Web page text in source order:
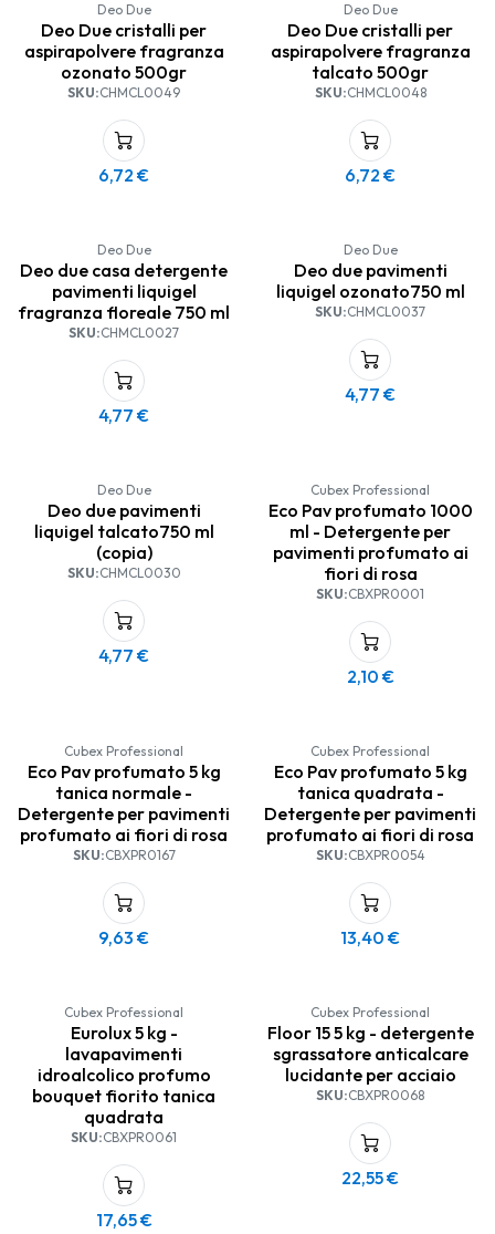
Deo Due
Deo Due cristalli per
aspirapolvere fragranza
ozonato 500gr
SKU:CHMCL0049
6,72 €
Deo Due
Deo Due cristalli per
aspirapolvere fragranza
talcato 500gr
SKU:CHMCL0048
6,72 €
Deo Due
Deo due casa detergente
pavimenti liquigel
fragranza floreale 750 ml
SKU:CHMCL0027
4,77 €
Deo Due
Deo due pavimenti
liquigel ozonato750 ml
SKU:CHMCL0037
4,77 €
Deo Due
Deo due pavimenti
liquigel talcato750 ml
(copia)
SKU:CHMCL0030
4,77 €
Cubex Professional
Eco Pav profumato 1000
ml - Detergente per
pavimenti profumato ai
fiori di rosa
SKU:CBXPR0001
2,10 €
Cubex Professional
Eco Pav profumato 5 kg
tanica normale -
Detergente per pavimenti
profumato ai fiori di rosa
SKU:CBXPR0167
9,63 €
Cubex Professional
Eco Pav profumato 5 kg
tanica quadrata -
Detergente per pavimenti
profumato ai fiori di rosa
SKU:CBXPR0054
13,40 €
Cubex Professional
Eurolux 5 kg -
lavapavimenti
idroalcolico profumo
bouquet fiorito tanica
quadrata
SKU:CBXPR0061
17,65€
Cubex Professional
Floor 15 5 kg - detergente
sgrassatore anticalcare
lucidante per acciaio
SKU:CBXPR0068
22,55€